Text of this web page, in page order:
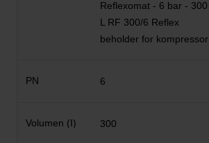
Reflexomat - 6 bar - 300
L RF 300/6 Reflex
beholder for kompressor
6
300